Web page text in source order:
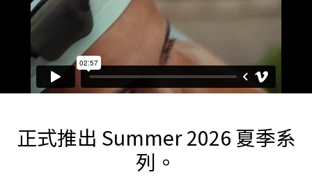
正式推出 Summer 2026 夏季系
列。